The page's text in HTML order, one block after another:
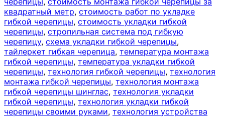
квадратный метр, стоимость работ по укладке
гибкой черепицы, стоимость укладки гибкой
черепицы, стропильная система под гибкую
черепицу, схема укладки гибкой черепицы,
тайлеркет гибкая черепица, температура монтажа
гибкой черепицы, температура укладки гибкой
черепицы, технология гибкой черепицы, технология
монтажа гибкой черепицы, технология монтажа
гибкой черепицы шинглас, технология укладки
гибкой черепицы, технология укладки гибкой
черепицы своими руками, технология устройства